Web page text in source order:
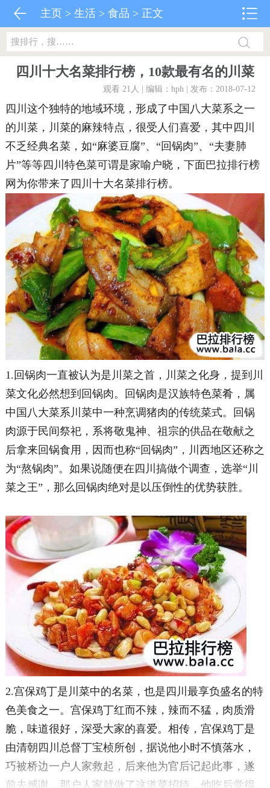
主页 >生活 >食品 > 正文
四川十大名菜排行榜，10款最有名的川菜
观看 21 人 | 编辑：hph | 发布：2018-07-12
四川这个独特的地域环境，形成了中国八大菜系之一
的川菜，川菜的麻辣特点，很受人们喜爱，其中四川
不乏经典名菜，如“麻婆豆腐”、“回锅肉”、“夫妻肺
片”等等四川特色菜可谓是家喻户晓，下面巴拉排行榜
网为你带来了四川十大名菜排行榜。
1.回锅肉一直被认为是川菜之首，川菜之化身，提到川
菜文化必然想到回锅肉。回锅肉是汉族特色菜肴，属
中国八大菜系川菜中一种烹调猪肉的传统菜式。回锅
肉源于民间祭祀，系将敬鬼神、祖宗的供品在敬献之
后拿来回锅食用，因而也称“回锅肉”，川西地区还称之
为“熬锅肉”。如果说随便在四川搞做个调查，选举“川
菜之王”，那么回锅肉绝对是以压倒性的优势获胜。
2.宫保鸡丁是川菜中的名菜，也是四川最享负盛名的特
色美食之一。宫保鸡丁红而不辣，辣而不猛，肉质滑
脆，味道很好，深受大家的喜爱。相传，宫保鸡丁是
由清朝四川总督丁宝桢所创，据说他小时不慎落水，
巧被桥边一户人家救起，后来他为官后记起此事，遂
前去感谢，那户人家就做了这道菜招待，他吃后觉得